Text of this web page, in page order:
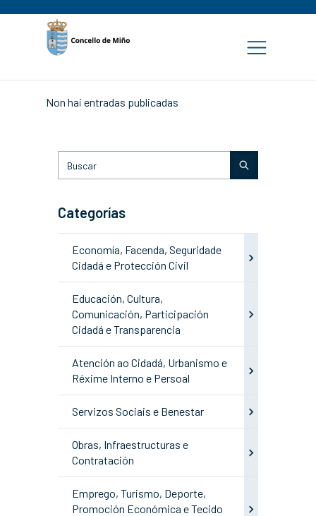
Non hai entradas publicadas
Categorías
Economía, Facenda, Seguridade
Cidadá e Protección Civil
Educación, Cultura,
Comunicación, Participación
Cidadá e Transparencia
Atención ao Cidadá, Urbanismo e
Réxime Interno e Persoal
Servizos Sociais e Benestar
Obras, Infraestructuras e
Contratación
Emprego, Turismo, Deporte,
Promoción Económica e Tecido